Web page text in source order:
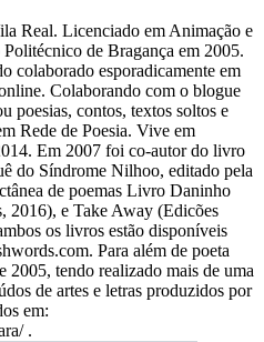
Real. Licenciado em Animação e
de Bragança em 2005.
colaborado esporadicamente em
Colaborando com o blogue
poesias, contos, textos soltos e
Rede de Poesia. Vive em
Em 2007 foi co-autor do livro
do Síndrome Nilhoo, editado pela
de poemas Livro Daninho
2016), e Take Away (Edicões
os livros estão disponíveis
Para além de poeta
2005, tendo realizado mais de uma
de artes e letras produzidos por
em:
.